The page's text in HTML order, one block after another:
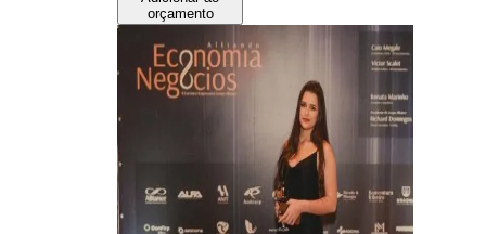
orçamento